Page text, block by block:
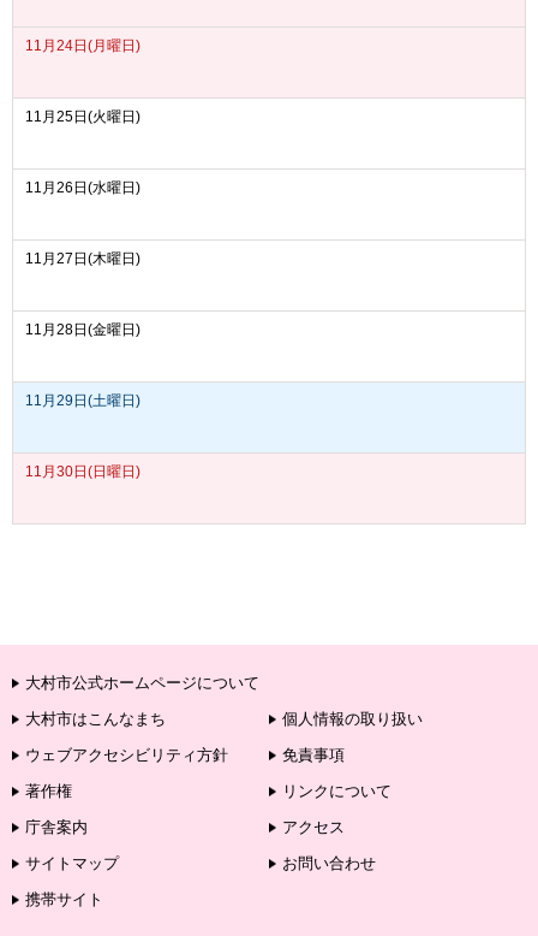
11月24日(月曜日)
11月25日(火曜日)
11月26日(水曜日)
11月27日(木曜日)
11月28日(金曜日)
11月29日(土曜日)
11月30日(日曜日)
大村市公式ホームページについて
大村市はこんなまち
個人情報の取り扱い
ウェブアクセシビリティ方針
免責事項
著作権
リンクについて
庁舎案内
アクセス
サイトマップ
お問い合わせ
携帯サイト